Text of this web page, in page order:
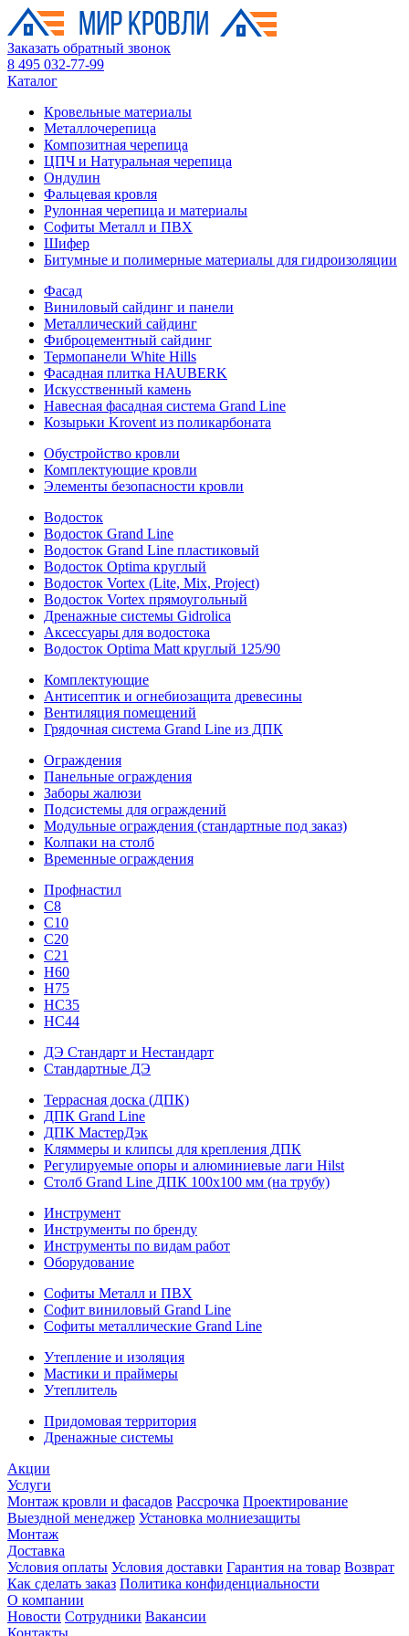
Заказать обратный звонок
8 495 032-77-99
Каталог
Кровельные материалы
Металлочерепица
Композитная черепица
ЦПЧ и Натуральная черепица
Ондулин
Фальцевая кровля
Рулонная черепица и материалы
Софиты Металл и ПВХ
Шифер
Битумные и полимерные материалы для гидроизоляции
Фасад
Виниловый сайдинг и панели
Металлический сайдинг
Фиброцементный сайдинг
Термопанели White Hills
Фасадная плитка HAUBERK
Искусственный камень
Навесная фасадная система Grand Line
Козырьки Krovent из поликарбоната
Обустройство кровли
Комплектующие кровли
Элементы безопасности кровли
Водосток
Водосток Grand Line
Водосток Grand Line пластиковый
Водосток Optima круглый
Водосток Vortex (Lite, Mix, Project)
Водосток Vortex прямоугольный
Дренажные системы Gidrolica
Аксессуары для водостока
Водосток Optima Matt круглый 125/90
Комплектующие
Антисептик и огнебиозащита древесины
Вентиляция помещений
Грядочная система Grand Line из ДПК
Ограждения
Панельные ограждения
Заборы жалюзи
Подсистемы для ограждений
Модульные ограждения (стандартные под заказ)
Колпаки на столб
Временные ограждения
Профнастил
С8
С10
С20
С21
H60
H75
HС35
НС44
ДЭ Стандарт и Нестандарт
Стандартные ДЭ
Террасная доска (ДПК)
ДПК Grand Line
ДПК МастерДэк
Кляммеры и клипсы для крепления ДПК
Регулируемые опоры и алюминиевые лаги Hilst
Столб Grand Line ДПК 100х100 мм (на трубу)
Инструмент
Инструменты по бренду
Инструменты по видам работ
Оборудование
Софиты Металл и ПВХ
Софит виниловый Grand Line
Софиты металлические Grand Line
Утепление и изоляция
Мастики и праймеры
Утеплитель
Придомовая территория
Дренажные системы
Акции
Услуги
Монтаж кровли и фасадов Рассрочка Проектирование
Выездной менеджер Установка молниезащиты
Монтаж
Доставка
Условия оплаты Условия доставки Гарантия на товар Возврат
Как сделать заказ Политика конфиденциальности
О компании
Новости Сотрудники Вакансии
Контакты